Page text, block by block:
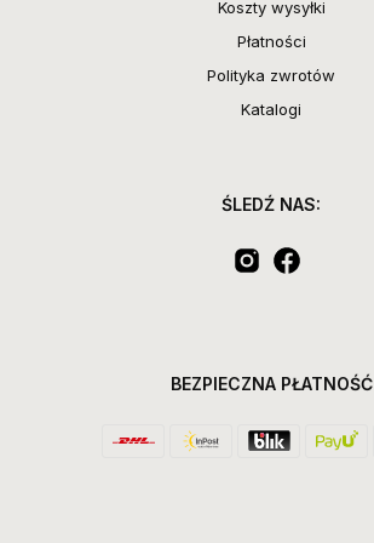
Koszty wysyłki
Płatności
Polityka zwrotów
Katalogi
ŚLEDŹ NAS:
BEZPIECZNA PŁATNOŚĆ